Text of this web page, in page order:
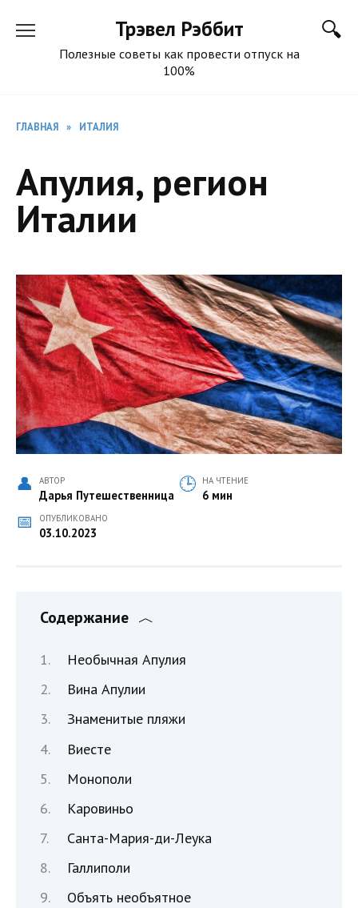
содержанию
Трэвел Рэббит
Полезные советы как провести отпуск на
100%
ГЛАВНАЯ » ИТАЛИЯ
Апулия, регион
Италии
АВТОР
Дарья Путешественница
НА ЧТЕНИЕ
6 мин
ОПУБЛИКОВАНО
03.10.2023
Содержание
Необычная Апулия
Вина Апулии
Знаменитые пляжи
Виесте
Монополи
Каровиньо
Санта-Мария-ди-Леука
Галлиполи
Объять необъятное